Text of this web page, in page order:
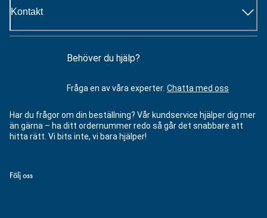
Kontakt
Behöver du hjälp?
Fråga en av våra experter. Chatta med oss
Har du frågor om din beställning? Vår kundservice hjälper dig mer
än gärna – ha ditt ordernummer redo så går det snabbare att
hitta rätt. Vi bits inte, vi bara hjälper!
Följ oss